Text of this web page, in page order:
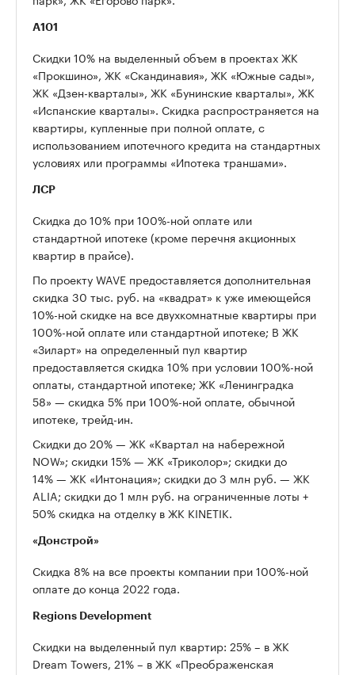
А101
Скидки 10% на выделенный объем в проектах ЖК
«Прокшино», ЖК «Скандинавия», ЖК «Южные сады»,
ЖК «Дзен-кварталы», ЖК «Бунинские кварталы», ЖК
«Испанские кварталы». Скидка распространяется на
квартиры, купленные при полной оплате, с
использованием ипотечного кредита на стандартных
условиях или программы «Ипотека траншами».
ЛСР
Скидка до 10% при 100%-ной оплате или
стандартной ипотеке (кроме перечня акционных
квартир в прайсе).
По проекту WAVE предоставляется дополнительная
скидка 30 тыс. руб. на «квадрат» к уже имеющейся
10%-ной скидке на все двухкомнатные квартиры при
100%-ной оплате или стандартной ипотеке; В ЖК
«Зиларт» на определенный пул квартир
предоставляется скидка 10% при условии 100%-ной
оплаты, стандартной ипотеке; ЖК «Ленинградка
58» — скидка 5% при 100%-ной оплате, обычной
ипотеке, трейд-ин.
Скидки до 20% — ЖК «Квартал на набережной
NOW»; скидки 15% — ЖК «Триколор»; скидки до
14% — ЖК «Интонация»; скидки до 3 млн руб. — ЖК
ALIA; скидки до 1 млн руб. на ограниченные лоты +
50% скидка на отделку в ЖК KINETIK.
«Донстрой»
Скидка 8% на все проекты компании при 100%-ной
оплате до конца 2022 года.
Regions Development
Скидки на выделенный пул квартир: 25% – в ЖК
Dream Towers, 21% – в ЖК «Преображенская